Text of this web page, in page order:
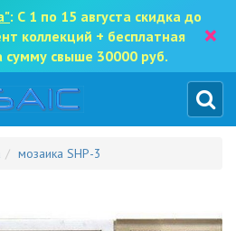
: С 1 по 15 августа скидка до
коллекций + бесплатная
сумму свыше 30000 руб.
×
мозаика SHP-3